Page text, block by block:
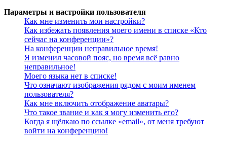
Параметры и настройки пользователя
Как мне изменить мои настройки?
Как избежать появления моего имени в списке «Кто
сейчас на конференции»?
На конференции неправильное время!
Я изменил часовой пояс, но время всё равно
неправильное!
Моего языка нет в списке!
Что означают изображения рядом с моим именем
пользователя?
Как мне включить отображение аватары?
Что такое звание и как я могу изменить его?
Когда я щёлкаю по ссылке «email», от меня требуют
войти на конференцию!